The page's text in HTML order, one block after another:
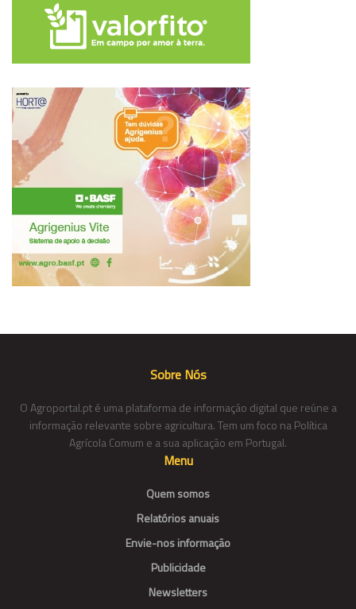
Sobre Nós
O Agroportal.pt é uma plataforma de informação digital que reúne a
informação relevante sobre agricultura. Tem um foco na Política
Agrícola Comum e a sua aplicação em Portugal.
Menu
Quem somos
Relatórios anuais
Envie-nos informação
Publicidade
Newsletters